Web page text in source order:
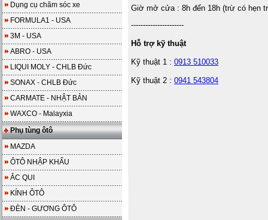
Dụng cụ chăm sóc xe
FORMULA1 - USA
3M - USA
ABRO - USA
LIQUI MOLY - CHLB Đức
SONAX - CHLB Đức
CARMATE - NHẬT BẢN
WAXCO - Malayxia
Phụ tùng ôtô
MAZDA
ÔTÔ NHẬP KHẨU
ẮC QUI
KÍNH ÔTÔ
ĐÈN - GƯƠNG ÔTÔ
Giờ mở cửa : 8h đến 18h (trừ có hẹn
----------------------
Hỗ trợ kỹ thuật
Kỹ thuật 1 : 0913 510033
Kỹ thuật 2 : 0941 543804